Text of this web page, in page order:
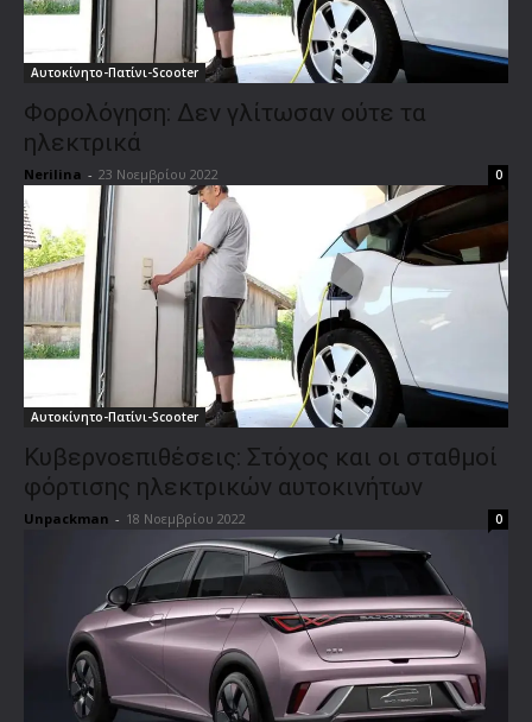
Αυτοκίνητο-Πατίνι-Scooter
Φορολόγηση: Δεν γλίτωσαν ούτε τα
ηλεκτρικά
Nerilina - 23 Νοεμβρίου 2022 0
Αυτοκίνητο-Πατίνι-Scooter
Κυβερνοεπιθέσεις: Στόχος και οι σταθμοί
φόρτισης ηλεκτρικών αυτοκινήτων
Unpackman - 18 Νοεμβρίου 2022 0